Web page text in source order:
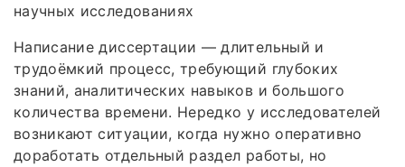
научных исследованиях
Написание диссертации — длительный и
трудоёмкий процесс, требующий глубоких
знаний, аналитических навыков и большого
количества времени. Нередко у исследователей
возникают ситуации, когда нужно оперативно
доработать отдельный раздел работы, но